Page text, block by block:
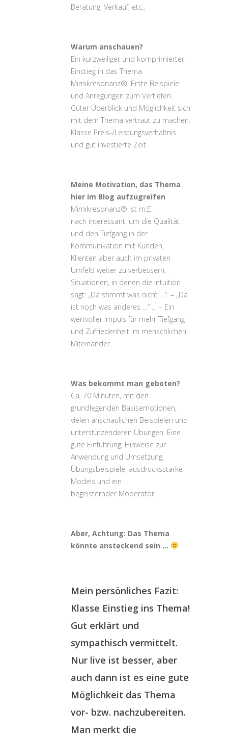
Beratung, Verkauf, etc..
Warum anschauen?
Ein kurzweiliger und komprimierter
Einstieg in das Thema
Mimikresonanz®. Erste Beispiele
und Anregungen zum Vertiefen.
Guter Überblick und Möglichkeit sich
mit dem Thema vertraut zu machen.
Klasse Preis-/Leistungsverhältnis
und gut investierte Zeit.
Meine Motivation, das Thema
hier im Blog aufzugreifen
Mimikresonanz® ist m.E.
nach interessant, um die Qualität
und den Tiefgang in der
Kommunikation mit Kunden,
Klienten aber auch im privaten
Umfeld weiter zu verbessern.
Situationen, in denen die Intuition
sagt: „Da stimmt was nicht …“. – „Da
ist noch was anderes …“ … – Ein
wertvoller Impuls für mehr Tiefgang
und Zufriedenheit im menschlichen
Miteinander.
Was bekommt man geboten?
Ca. 70 Minuten, mit den
grundlegenden Basisemotionen,
vielen anschaulichen Beispielen und
unterstützenderen Übungen. Eine
gute Einführung, Hinweise zur
Anwendung und Umsetzung,
Übungsbeispiele, ausdrucksstarke
Models und ein
begeisternder Moderator.
Aber, Achtung: Das Thema
könnte ansteckend sein …
Mein persönliches Fazit:
Klasse Einstieg ins Thema!
Gut erklärt und
sympathisch vermittelt.
Nur live ist besser, aber
auch dann ist es eine gute
Möglichkeit das Thema
vor- bzw. nachzubereiten.
Man merkt die